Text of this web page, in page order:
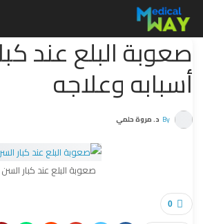
صعوبة البلع عند
أسبابه وعلاجه
By د. مروة حلمي
صعوبة البلع عند كبار السن
0